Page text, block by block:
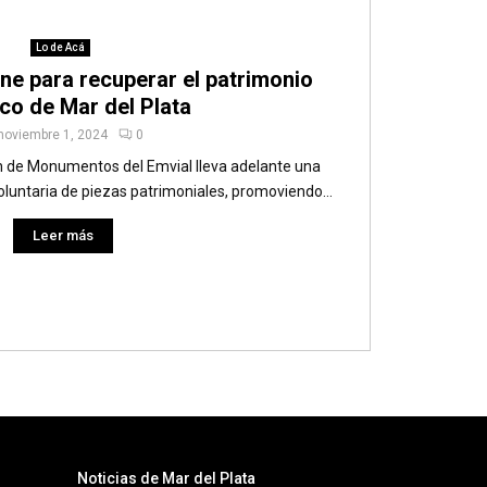
Lo de Acá
para recuperar el patrimonio
de Mar del Plata
1, 2024 0
de Monumentos del Emvial lleva adelante una
de piezas patrimoniales, promoviendo...
Leer más
Noticias de Mar del Plata